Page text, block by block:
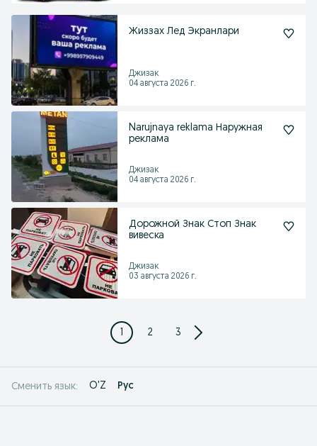
Жиззах Лед Экранлари
Джизак
04 августа 2026 г.
Narujnaya reklama Наружная
реклама
Джизак
04 августа 2026 г.
Дорожной Знак Стоп Знак
вивеска
Джизак
03 августа 2026 г.
1 2 3
Сменить язык: O'Z Рус